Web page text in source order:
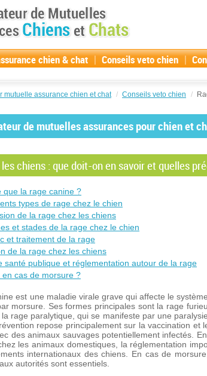
chien & chat | Conseils veto chien |
mutuelle assurance chien et chat / Conseils veto chien /
de mutuelles assurances pour chien et
chiens : que doit-on en savoir et quelles
que la rage canine ?
types de rage chez le chien
de la rage chez les chiens
et stades de la rage chez le chien
et traitement de la rage
de la rage chez les chiens
santé publique et réglementation autour de la rage
en cas de morsure ?
est une maladie virale grave qui affecte le
morsure. Ses formes principales sont la rage
rage paralytique, qui se manifeste par une
repose principalement sur la vaccination et
des animaux sauvages potentiellement infectés.
les animaux domestiques, la réglementation
internationaux des chiens. En cas de
autorités sont essentiels.